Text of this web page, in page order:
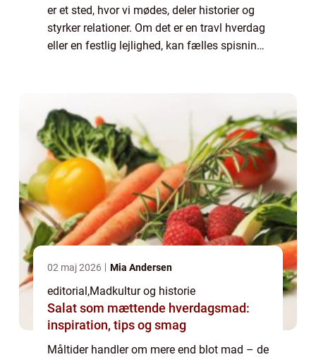
er et sted, hvor vi mødes, deler historier og
styrker relationer. Om det er en travl hverdag
eller en festlig lejlighed, kan fælles spisning
02 maj 2026 Mia Andersen
editorial,Madkultur og historie
Salat som mættende hverdagsmad:
inspiration, tips og smag
Måltider handler om mere end blot mad – de